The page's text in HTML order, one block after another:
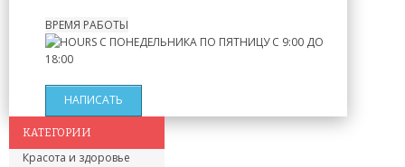
ВРЕМЯ РАБОТЫ
С ПОНЕДЕЛЬНИКА ПО ПЯТНИЦУ С 9:00 ДО
18:00
НАПИСАТЬ
КАТЕГОРИИ
Красота и здоровье